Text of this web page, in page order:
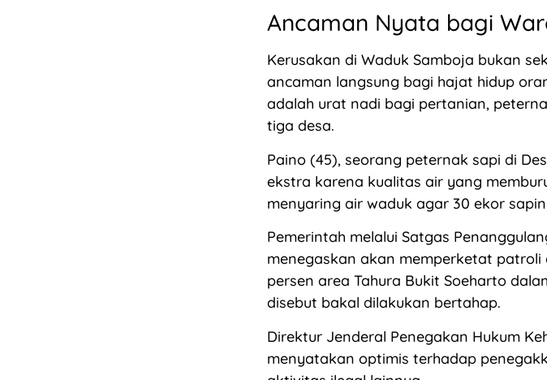
Ancaman Nyata bagi
Kerusakan di Waduk Samboja bukan
ancaman langsung bagi hajat hidup
adalah urat nadi bagi pertanian,
tiga desa.
Paino (45), seorang peternak sapi di
ekstra karena kualitas air yang
menyaring air waduk agar 30 ekor
Pemerintah melalui Satgas
menegaskan akan memperketat patroli
persen area Tahura Bukit Soeharto
disebut bakal dilakukan bertahap.
Direktur Jenderal Penegakan Hukum
menyatakan optimis terhadap